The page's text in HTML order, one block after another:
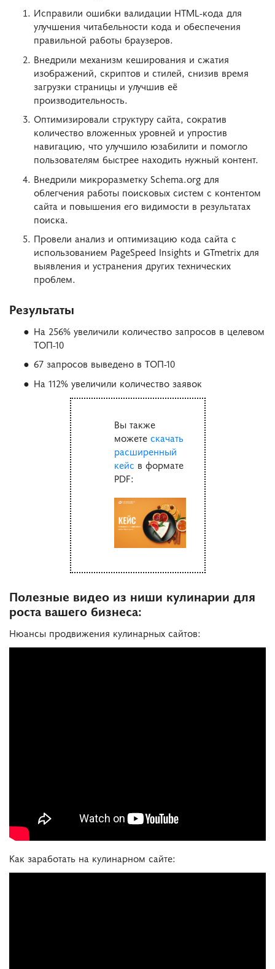
Исправили ошибки валидации HTML-кода для
улучшения читабельности кода и обеспечения
правильной работы браузеров.
Внедрили механизм кеширования и сжатия
изображений, скриптов и стилей, снизив время
загрузки страницы и улучшив её
производительность.
Оптимизировали структуру сайта, сократив
количество вложенных уровней и упростив
навигацию, что улучшило юзабилити и помогло
пользователям быстрее находить нужный контент.
Внедрили микроразметку Schema.org для
облегчения работы поисковых систем с контентом
сайта и повышения его видимости в результатах
поиска.
Провели анализ и оптимизацию кода сайта с
использованием PageSpeed Insights и GTmetrix для
выявления и устранения других технических
проблем.
Результаты
На 256% увеличили количество запросов в целевом
ТОП-10
67 запросов выведено в ТОП-10
На 112% увеличили количество заявок
Вы также
можете скачать
расширенный
кейс в формате
PDF:
Полезные видео из ниши кулинарии для
роста вашего бизнеса:
Нюансы продвижения кулинарных сайтов:
Как заработать на кулинарном сайте: